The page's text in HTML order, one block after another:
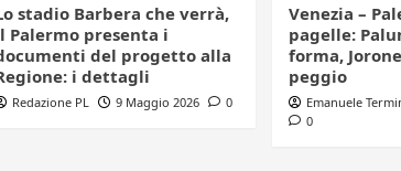
stadio Barbera che verrà,
Palermo presenta i
del progetto alla
i dettagli
Redazione PL 9 Maggio 2026 0
Venezia –
pagelle:
forma,
peggio
Emanuele
0